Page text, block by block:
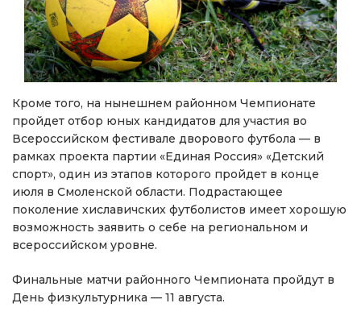
Кроме того, на нынешнем районном Чемпионате
пройдет отбор юных кандидатов для участия во
Всероссийском фестивале дворового футбола — в
рамках проекта партии «Единая Россия» «Детский
спорт», один из этапов которого пройдет в конце
июля в Смоленской области. Подрастающее
поколение хиславичских футболистов имеет хорошую
возможность заявить о себе на региональном и
всероссийском уровне.
Финальные матчи районного Чемпионата пройдут в
День физкультурника — 11 августа.